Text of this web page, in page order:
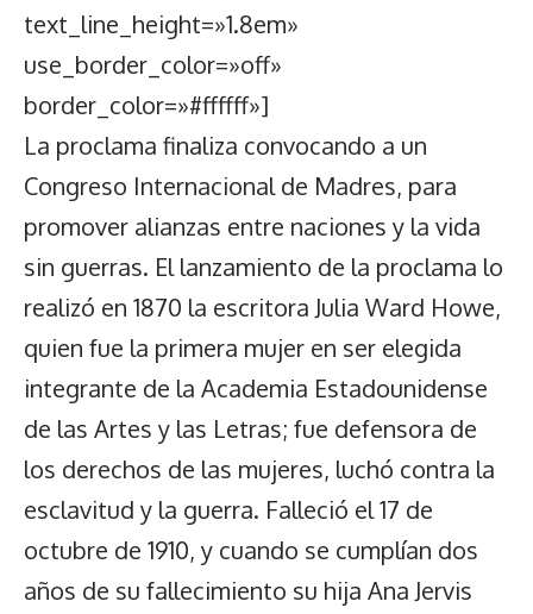
text_line_height=»1.8em»
use_border_color=»off»
border_color=»#ffffff»]
La proclama finaliza convocando a un
Congreso Internacional de Madres, para
promover alianzas entre naciones y la vida
sin guerras. El lanzamiento de la proclama lo
realizó en 1870 la escritora Julia Ward Howe,
quien fue la primera mujer en ser elegida
integrante de la Academia Estadounidense
de las Artes y las Letras; fue defensora de
los derechos de las mujeres, luchó contra la
esclavitud y la guerra. Falleció el 17 de
octubre de 1910, y cuando se cumplían dos
años de su fallecimiento su hija Ana Jervis